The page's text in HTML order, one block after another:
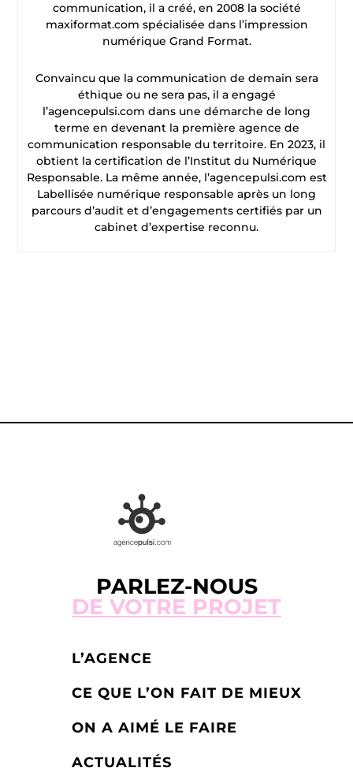
communication, il a créé, en 2008 la société
maxiformat.com spécialisée dans l’impression
numérique Grand Format.
Convaincu que la communication de demain sera
éthique ou ne sera pas, il a engagé
l’agencepulsi.com dans une démarche de long
terme en devenant la première agence de
communication responsable du territoire. En 2023, il
obtient la certification de l’Institut du Numérique
Responsable. La même année, l’agencepulsi.com est
Labellisée numérique responsable après un long
parcours d’audit et d’engagements certifiés par un
cabinet d’expertise reconnu.
PARLEZ-NOUS
DE VOTRE PROJET
L’AGENCE
CE QUE L’ON FAIT DE MIEUX
ON A AIMÉ LE FAIRE
ACTUALITÉS